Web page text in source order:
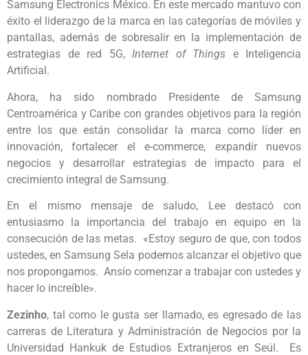
Samsung Electronics México. En este mercado mantuvo con
éxito el liderazgo de la marca en las categorías de móviles y
pantallas, además de sobresalir en la implementación de
estrategias de red 5G, Internet of Things e Inteligencia
Artificial.
Ahora, ha sido nombrado Presidente de Samsung
Centroamérica y Caribe con grandes objetivos para la región
entre los que están consolidar la marca como líder en
innovación, fortalecer el e-commerce, expandir nuevos
negocios y desarrollar estrategias de impacto para el
crecimiento integral de Samsung.
En el mismo mensaje de saludo, Lee destacó con
entusiasmo la importancia del trabajo en equipo en la
consecución de las metas. «Estoy seguro de que, con todos
ustedes, en Samsung Sela podemos alcanzar el objetivo que
nos propongamos. Ansío comenzar a trabajar con ustedes y
hacer lo increíble».
Zezinho, tal como le gusta ser llamado, es egresado de las
carreras de Literatura y Administración de Negocios por la
Universidad Hankuk de Estudios Extranjeros en Seúl. Es